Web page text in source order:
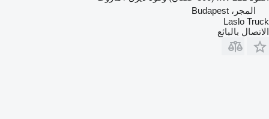
المجر، Budapest
Laslo Truck
الاتصال بالبائع